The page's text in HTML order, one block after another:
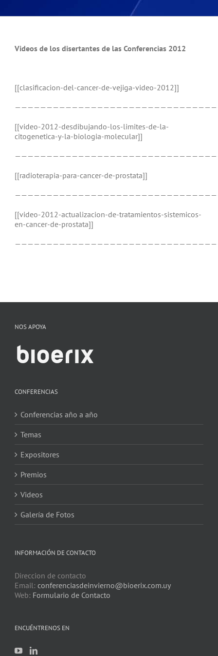
Videos de los disertantes de las Conferencias 2012
[[clasificacion-del-cancer-de-vejiga-video-2012]]
[[video-2012-desdibujando-los-limites-de-la-
citogenetica-y-la-biologia-molecular]]
[[radioterapia-para-cancer-de-prostata]]
[[video-2012-actualizacion-de-tratamientos-sistemicos-
en-cancer-de-prostata]]
NOS APOYA
CONFERENCIAS
Conferencias año a año
Temas
Expositores
Premios
Videos
Galería de Fotos
INFORMACIÓN DE CONTACTO
Direccion de contacto
Email: conferenciasdeinvierno@bioerix.com.uy
Web: Formulario de Contacto
ENCUÉNTRENOS EN